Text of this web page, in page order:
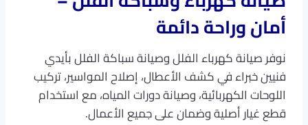
أمان وراحة دائمة
نوفر صيانة كهرباء الفلل وصيانة سباكة الفلل بأيدي
فنيين خبراء في كشف الأعطال، إصلاح المواسير، تركيب
اللوحات الكهربائية، وصيانة دورات المياه، مع استخدام
قطع غيار أصلية وضمان على جميع الأعمال.